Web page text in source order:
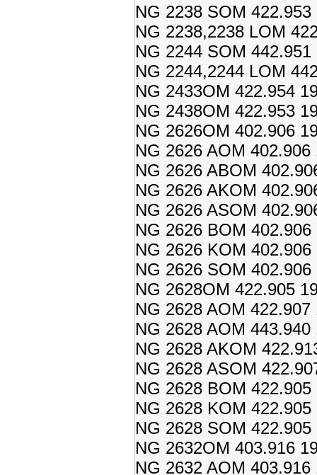
NG 2238 SOM
NG 2238,2238 LOM
NG 2244 SOM
NG 2244,2244 LOM
NG 2433OM 422.954
NG 2438OM 422.953
NG 2626OM 402.906
NG 2626 AOM
NG 2626 ABOM
NG 2626 AKOM
NG 2626 ASOM
NG 2626 BOM
NG 2626 KOM
NG 2626 SOM
NG 2628OM 422.905
NG 2628 AOM
NG 2628 AOM
NG 2628 AKOM
NG 2628 ASOM
NG 2628 BOM
NG 2628 KOM
NG 2628 SOM
NG 2632OM 403.916
NG 2632 AOM